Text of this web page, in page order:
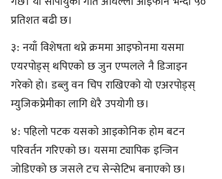
प्रतिशत बढी छ।
३: नयाँ विशेषता थप्ने क्रममा आइफोनमा यसमा
एयरपोड्स् थपिएको छ जुन एप्पलले नै डिजाइन
गरेको हो। डब्लु वन चिप राखिएको यो एअरपोड्स्
म्युजिकप्रेमीका लागि धेरै उपयोगी छ।
४: पहिलो पटक यसको आइकोनिक होम बटन
परिवर्तन गरिएको छ। यसमा ट्यापिक इन्जिन
जोडिएको छ जसले टच सेन्सेटिभ बनाएको छ।